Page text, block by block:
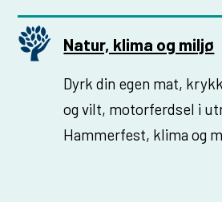
Natur, klima og miljø
Dyrk din egen mat,
og vilt, motorferdsel i
Hammerfest, klima og